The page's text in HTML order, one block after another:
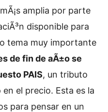
amplia por parte
disponible para
tema muy importante
de fin de aÃ±o se
PAIS, un tributo
el precio. Esta es la
para pensar en un